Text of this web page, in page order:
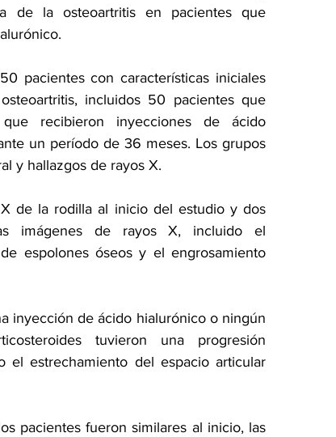
de la osteoartritis en pacientes que
pacientes con características iniciales
incluidos 50 pacientes que
recibieron inyecciones de ácido
un período de 36 meses. Los grupos
y hallazgos de rayos X.
de la rodilla al inicio del estudio y dos
imágenes de rayos X, incluido el
espolones óseos y el engrosamiento
inyección de ácido hialurónico o ningún
tuvieron una progresión
el estrechamiento del espacio articular
pacientes fueron similares al inicio, las